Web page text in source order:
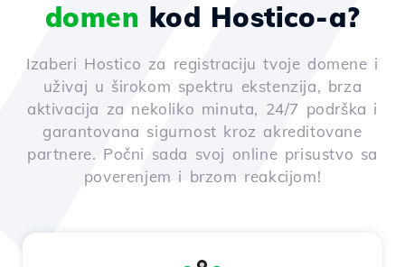
domen kod Hostico-a?
Izaberi Hostico za registraciju tvoje domene i
uživaj u širokom spektru ekstenzija, brza
aktivacija za nekoliko minuta, 24/7 podrška i
garantovana sigurnost kroz akreditovane
partnere. Počni sada svoj online prisustvo sa
poverenjem i brzom reakcijom!